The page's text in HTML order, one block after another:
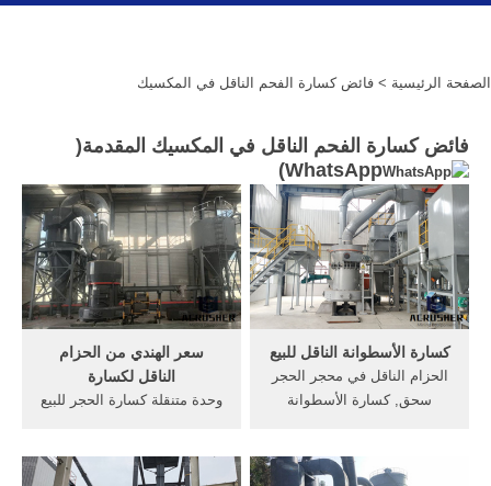
الصفحة الرئيسية > فائض كسارة الفحم الناقل في المكسيك
فائض كسارة الفحم الناقل في المكسيك المقدمة(
WhatsApp
)
سعر الهندي من الحزام
الناقل لكسارة
وحدة متنقلة كسارة الحجر للبيع
المتنقلة الفحم للبيع في
كسارة الأسطوانة الناقل للبيع
الحزام الناقل في محجر الحجر
سحق, كسارة الأسطوانة
معدات التعدين خام في كسارة